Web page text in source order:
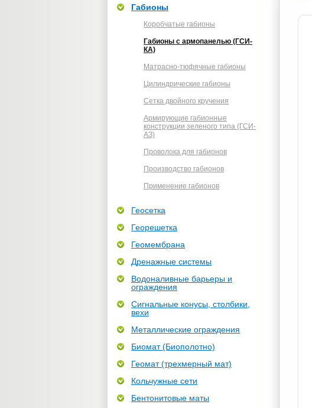
Габионы
Коробчатые габионы
Габионы с армопанелью (ГСИ-
КА)
Матрасно-тюфячные габионы
Цилиндрические габионы
Сетка двойного кручения
Армирующие габионные
конструкции зеленого типа (ГСИ-
АЗ)
Проволока для габионов
Производство габионов
Применение габионов
Геосетка
Георешетка
Геомембрана
Дренажные системы
Водоналивные барьеры и
ограждения
Сигнальные конусы, столбики,
вехи
Металлические ограждения
Биомат (Биополотно)
Геомат (трехмерный мат)
Кольчужные сети
Бентонитовые маты